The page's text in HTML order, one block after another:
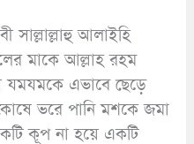
সাল্লাল্লাহু আলাইহি
মাকে আল্লাহ রহম
যমযমকে এভাবে ছেড়ে
ভরে পানি মশকে জমা
কূপ না হয়ে একটি